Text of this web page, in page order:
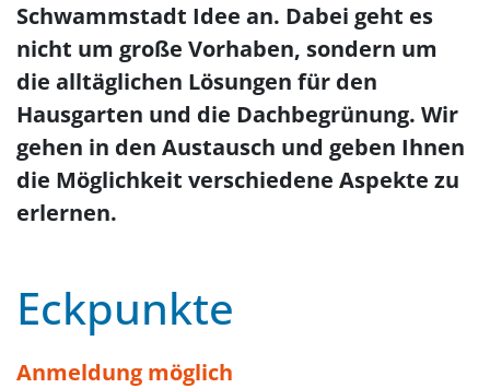
Schwammstadt Idee an. Dabei geht es
nicht um große Vorhaben, sondern um
die alltäglichen Lösungen für den
Hausgarten und die Dachbegrünung. Wir
gehen in den Austausch und geben Ihnen
die Möglichkeit verschiedene Aspekte zu
erlernen.
Eckpunkte
Anmeldung möglich